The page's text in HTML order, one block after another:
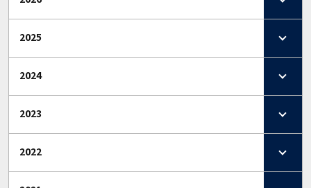
2025
2024
2023
2022